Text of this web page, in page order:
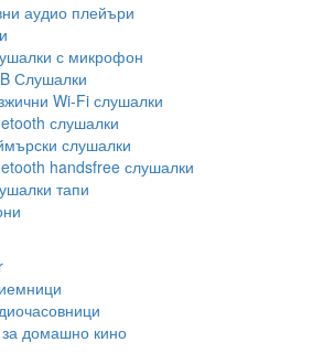
аудио плейъри
с микрофон
Слушалки
Wi-Fi слушалки
слушалки
слушалки
handsfree слушалки
тапи
домашно кино